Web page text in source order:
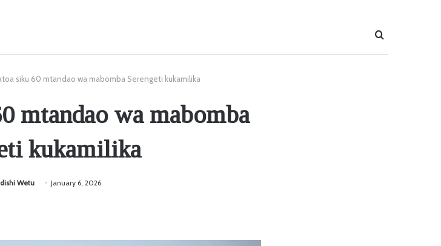
Tafuta
siku 60 mtandao wa mabomba Serengeti kukamilika
mtandao wa mabomba
kukamilika
Wetu January 6, 2026